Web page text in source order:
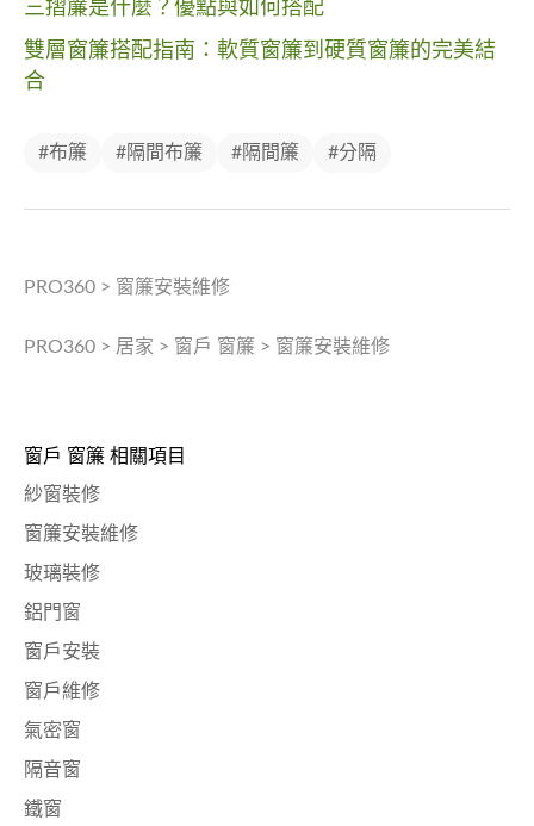
三摺簾是什麼？優點與如何搭配
雙層窗簾搭配指南：軟質窗簾到硬質窗簾的完美結
合
#布簾 #隔間布簾 #隔間簾 #分隔
PRO360 > 窗簾安裝維修
PRO360 > 居家 > 窗戶 窗簾 > 窗簾安裝維修
窗戶 窗簾 相關項目
紗窗裝修
窗簾安裝維修
玻璃裝修
鋁門窗
窗戶安裝
窗戶維修
氣密窗
隔音窗
鐵窗